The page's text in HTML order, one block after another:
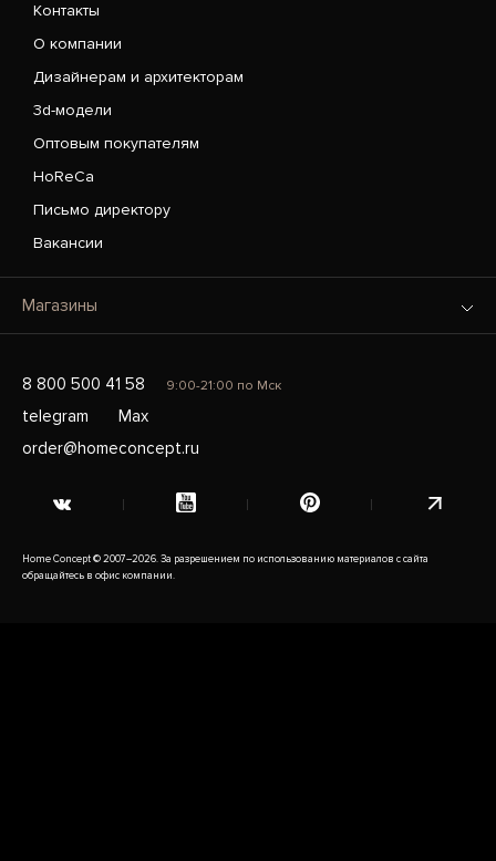
Контакты
О компании
Дизайнерам и архитекторам
3d-модели
Оптовым покупателям
HoReCa
Письмо директору
Вакансии
Магазины
8 800 500 41 58 9:00-21:00 по Мск
telegram
Max
order@homeconcept.ru
Home Concept © 2007–2026. За разрешением по использованию материалов с сайта
обращайтесь в офис компании.